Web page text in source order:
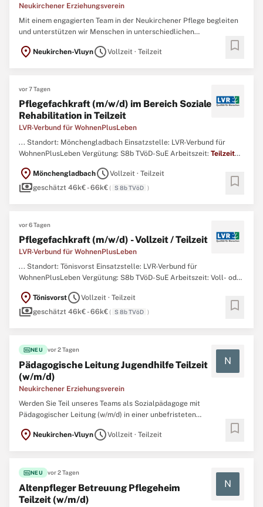
Neukirchener Erziehungsverein
Mit einem engagierten Team in der Neukirchener Pflege begleiten
und unterstützen wir Menschen in unterschiedlichen
Wohnumgebung verbleiben können. Uns ist die persönliche
location_on Neukirchen-VluynscheduleVollzeit · Teilzeit bookmark
vor 7 Tagen
Pflegefachkraft (m/w/d) im Bereich Soziale
Rehabilitation in Teilzeit
LVR-Verbund für WohnenPlusLeben
... Standort: Mönchengladbach Einsatzstelle: LVR-Verbund für
WohnenPlusLeben Vergütung: S8b TVöD-SuE Arbeitszeit: Teilzeit
location_on MönchengladbachscheduleVollzeit · Teilzeit
paymentsgeschätzt 46k€ - 66k€( S 8b TVöD ) bookmark
vor 6 Tagen
Pflegefachkraft (m/w/d) - Vollzeit / Teilzeit
LVR-Verbund für WohnenPlusLeben
... Standort: Tönisvorst Einsatzstelle: LVR-Verbund für
WohnenPlusLeben Vergütung: S8b TVöD-SuE Arbeitszeit: Voll- oder
Aufgaben Als Pflegefachkraft (m/w/d) beim LVR-Verbund für
WohnenPlusLeben übernehmen Sie eine zentrale ...
location_on TönisvorstscheduleVollzeit · Teilzeit
paymentsgeschätzt 46k€ - 66k€( S 8b TVöD ) bookmark
fiber_newNEU vor 2 Tagen
Pädagogische Leitung Jugendhilfe Teilzeit
(w/m/d)
Neukirchener Erziehungsverein
N
Werden Sie Teil unseres Teams als Sozialpädagoge mit
Pädagogischer Leitung (w/m/d) in einer unbefristeten
Kinder- und Jugendhilfeeinrichtung Haus Elim und unserem Mutter-
location_on Neukirchen-VluynscheduleVollzeit · Teilzeit bookmark
fiber_newNEU vor 2 Tagen
Altenpfleger Betreuung Pflegeheim
Teilzeit (w/m/d)
N